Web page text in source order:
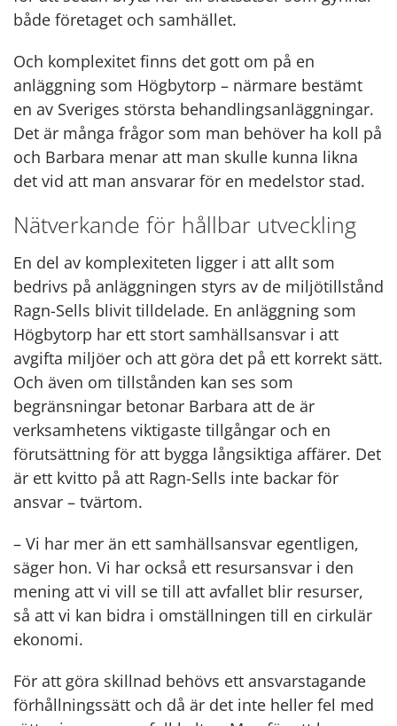
både företaget och samhället.
Och komplexitet finns det gott om på en
anläggning som Högbytorp – närmare bestämt
en av Sveriges största behandlingsanläggningar.
Det är många frågor som man behöver ha koll på
och Barbara menar att man skulle kunna likna
det vid att man ansvarar för en medelstor stad.
Nätverkande för hållbar utveckling
En del av komplexiteten ligger i att allt som
bedrivs på anläggningen styrs av de miljötillstånd
Ragn-Sells blivit tilldelade. En anläggning som
Högbytorp har ett stort samhällsansvar i att
avgifta miljöer och att göra det på ett korrekt sätt.
Och även om tillstånden kan ses som
begränsningar betonar Barbara att de är
verksamhetens viktigaste tillgångar och en
förutsättning för att bygga långsiktiga affärer. Det
är ett kvitto på att Ragn-Sells inte backar för
ansvar – tvärtom.
– Vi har mer än ett samhällsansvar egentligen,
säger hon. Vi har också ett resursansvar i den
mening att vi vill se till att avfallet blir resurser,
så att vi kan bidra i omställningen till en cirkulär
ekonomi.
För att göra skillnad behövs ett ansvarstagande
förhållningssätt och då är det inte heller fel med